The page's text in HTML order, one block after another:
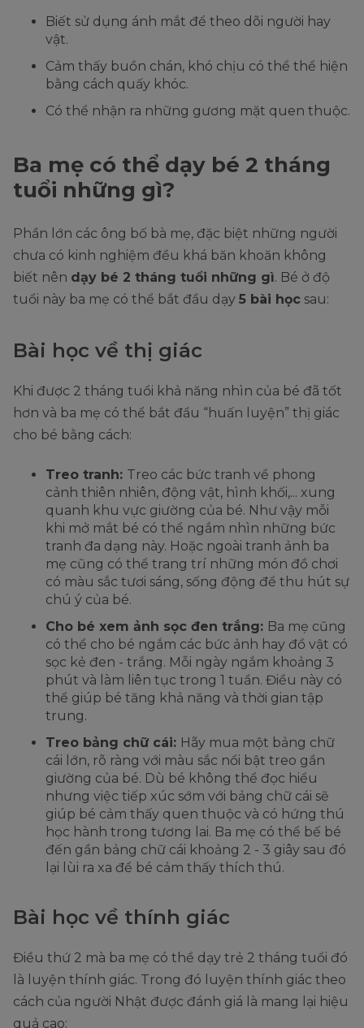
Biết sử dụng ánh mắt để theo dõi người hay
vật.
Cảm thấy buồn chán, khó chịu có thể thể hiện
bằng cách quấy khóc.
Có thể nhận ra những gương mặt quen thuộc.
Ba mẹ có thể dạy bé 2 tháng
tuổi những gì?
Phần lớn các ông bố bà mẹ, đặc biệt những người
chưa có kinh nghiệm đều khá băn khoăn không
biết nên dạy bé 2 tháng tuổi những gì. Bé ở độ
tuổi này ba mẹ có thể bắt đầu dạy 5 bài học sau:
Bài học về thị giác
Khi được 2 tháng tuổi khả năng nhìn của bé đã tốt
hơn và ba mẹ có thể bắt đầu “huấn luyện” thị giác
cho bé bằng cách:
Treo tranh: Treo các bức tranh về phong
cảnh thiên nhiên, động vật, hình khối,... xung
quanh khu vực giường của bé. Như vậy mỗi
khi mở mắt bé có thể ngắm nhìn những bức
tranh đa dạng này. Hoặc ngoài tranh ảnh ba
mẹ cũng có thể trang trí những món đồ chơi
có màu sắc tươi sáng, sống động để thu hút sự
chú ý của bé.
Cho bé xem ảnh sọc đen trắng: Ba mẹ cũng
có thể cho bé ngắm các bức ảnh hay đồ vật có
sọc kẻ đen - trắng. Mỗi ngày ngắm khoảng 3
phút và làm liên tục trong 1 tuần. Điều này có
thể giúp bé tăng khả năng và thời gian tập
trung.
Treo bảng chữ cái: Hãy mua một bảng chữ
cái lớn, rõ ràng với màu sắc nổi bật treo gần
giường của bé. Dù bé không thể đọc hiểu
nhưng việc tiếp xúc sớm với bảng chữ cái sẽ
giúp bé cảm thấy quen thuộc và có hứng thú
học hành trong tương lai. Ba mẹ có thể bế bé
đến gần bảng chữ cái khoảng 2 - 3 giây sau đó
lại lùi ra xa để bé cảm thấy thích thú.
Bài học về thính giác
Điều thứ 2 mà ba mẹ có thể dạy trẻ 2 tháng tuổi đó
là luyện thính giác. Trong đó luyện thính giác theo
cách của người Nhật được đánh giá là mang lại hiệu
quả cao: